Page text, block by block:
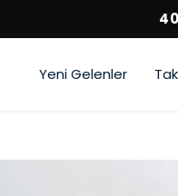
Yeni Gelenler